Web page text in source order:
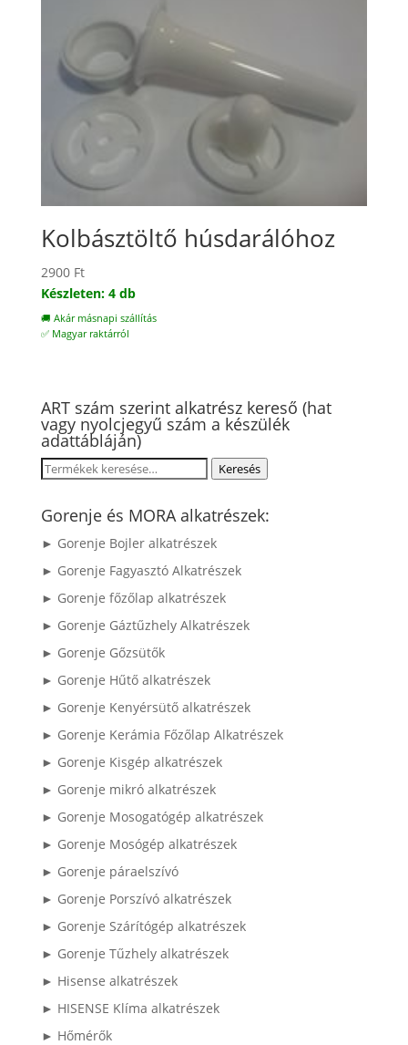
Kolbásztöltő húsdarálóhoz
2900 Ft
Készleten: 4 db
🚚 Akár másnapi szállítás
✅ Magyar raktárról
ART szám szerint alkatrész kereső (hat
vagy nyolcjegyű szám a készülék
adattábláján)
Keresés
következőre:
Keresés
Gorenje és MORA alkatrészek:
► Gorenje Bojler alkatrészek
► Gorenje Fagyasztó Alkatrészek
► Gorenje főzőlap alkatrészek
► Gorenje Gáztűzhely Alkatrészek
► Gorenje Gőzsütők
► Gorenje Hűtő alkatrészek
► Gorenje Kenyérsütő alkatrészek
► Gorenje Kerámia Főzőlap Alkatrészek
► Gorenje Kisgép alkatrészek
► Gorenje mikró alkatrészek
► Gorenje Mosogatógép alkatrészek
► Gorenje Mosógép alkatrészek
► Gorenje páraelszívó
► Gorenje Porszívó alkatrészek
► Gorenje Szárítógép alkatrészek
► Gorenje Tűzhely alkatrészek
► Hisense alkatrészek
► HISENSE Klíma alkatrészek
► Hőmérők